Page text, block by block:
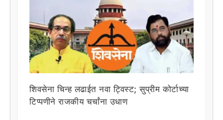
शिवसेना चिन्ह लढाईत नवा ट्विस्ट; सुप्रीम कोर्टाच्या
टिप्पणीने राजकीय चर्चांना उधाण